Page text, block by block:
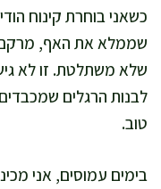
כשאני בוחרת קינוח
שממלא את האף, מרקם
שלא משתלטת. זו לא
לבנות הרגלים
טוב.
בימים עמוסים, אני